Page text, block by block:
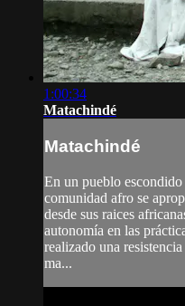
1:00:34
Matachindé
Matachindé
En un pueblo
comunidad afro se
desde sus raices
autonomía en las
realizado una
ma...